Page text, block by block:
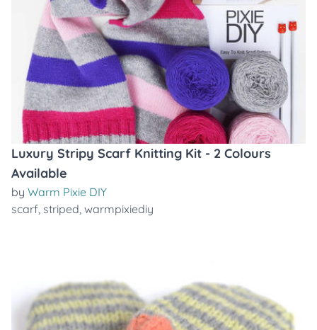
Luxury Stripy Scarf Knitting Kit - 2 Colours
Available
by Warm Pixie DIY
scarf, striped, warmpixiediy